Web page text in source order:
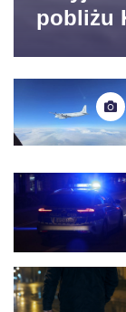
pobliżu